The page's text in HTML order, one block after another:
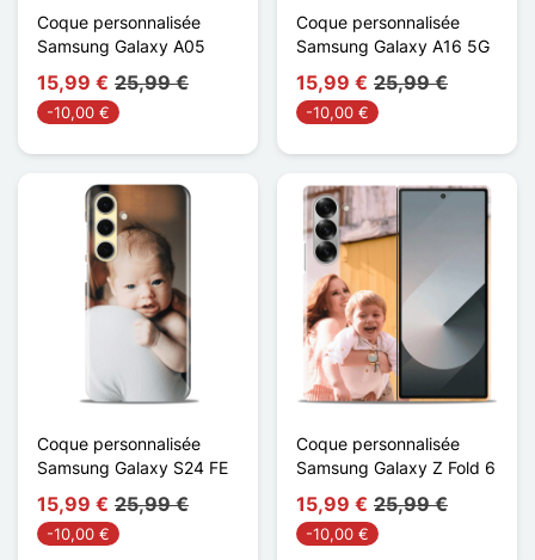
Coque personnalisée
Samsung Galaxy A05
15,99 € 25,99 €
-10,00 €
Coque personnalisée
Samsung Galaxy A16 5G
15,99 € 25,99 €
-10,00 €
Coque personnalisée
Samsung Galaxy S24 FE
15,99 € 25,99 €
-10,00 €
Coque personnalisée
Samsung Galaxy Z Fold 6
15,99 € 25,99 €
-10,00 €